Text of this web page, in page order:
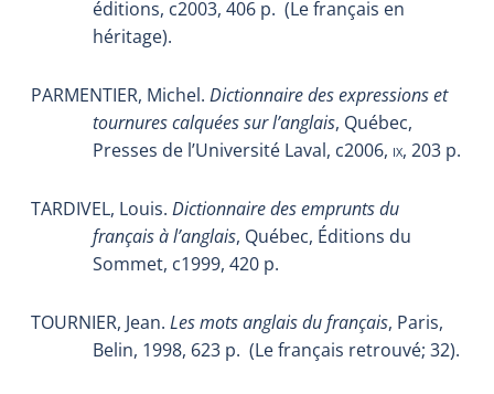
éditions, c2003, 406 p. (Le français en
héritage).
PARMENTIER, Michel. Dictionnaire des expressions et
tournures calquées sur l’anglais, Québec,
Presses de l’Université Laval, c2006, ix, 203 p.
TARDIVEL, Louis. Dictionnaire des emprunts du
français à l’anglais, Québec, Éditions du
Sommet, c1999, 420 p.
TOURNIER, Jean. Les mots anglais du français, Paris,
Belin, 1998, 623 p. (Le français retrouvé; 32).